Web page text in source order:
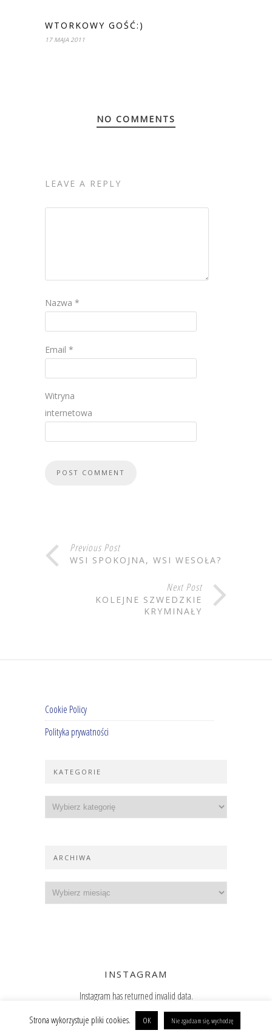
WTORKOWY GOŚĆ:)
17 MAJA 2011
NO COMMENTS
LEAVE A REPLY
Nazwa *
Email *
Witryna
internetowa
Previous Post
WSI SPOKOJNA, WSI WESOŁA?
Next Post
KOLEJNE SZWEDZKIE
KRYMINAŁY
Cookie Policy
Polityka prywatności
KATEGORIE
ARCHIWA
INSTAGRAM
Instagram has returned invalid data.
Zajrzyj też na Instagram
Strona wykorzystuje pliki cookies. OK Nie zgadzam się, wychodzę